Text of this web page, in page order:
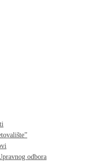
odbora